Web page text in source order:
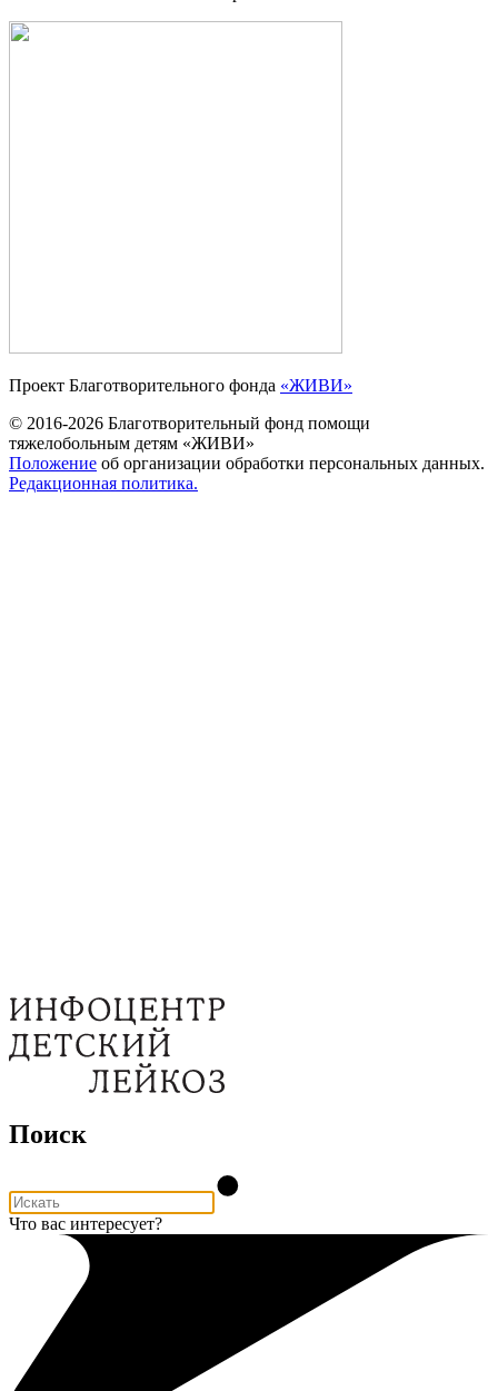
Проект Благотворительного фонда «ЖИВИ»
© 2016-2026 Благотворительный фонд помощи
тяжелобольным детям «ЖИВИ»
Положение об организации обработки персональных данных.
Редакционная политика.
Поиск
Что вас интересует?